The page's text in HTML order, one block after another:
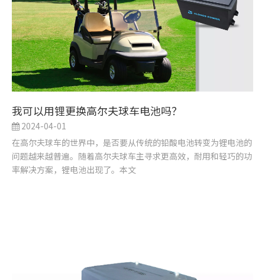
我可以用锂更换高尔夫球车电池吗？
2024-04-01
在高尔夫球车的世界中，是否要从传统的铅酸电池转变为锂电池的
问题越来越普遍。随着高尔夫球车主寻求更高效，耐用和轻巧的功
率解决方案，锂电池出现了。本文